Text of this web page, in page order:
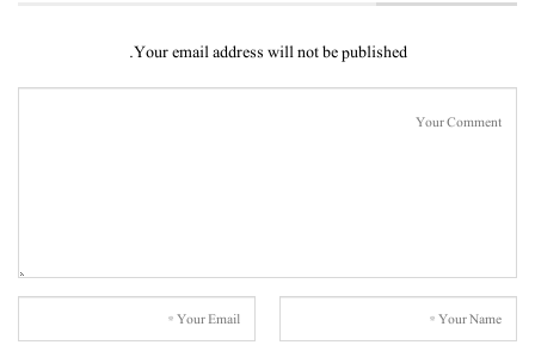
Your email address will not be published.